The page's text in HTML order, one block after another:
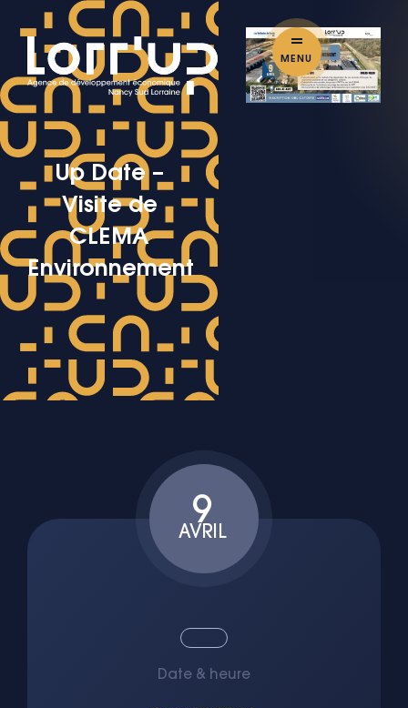
MENU
Up Date –
Visite de
CLEMA
Environnement
9
AVRIL
Date & heure